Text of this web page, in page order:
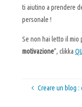
ti aiutino a prendere
personale !
Se non hai letto il mio
motivazione”, clikka
Creare un blog :